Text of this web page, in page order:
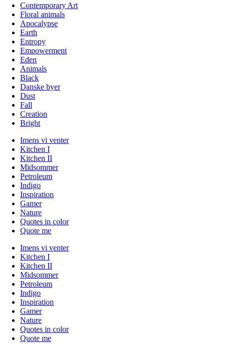
Contemporary Art
Floral animals
Apocalypse
Earth
Entropy
Empowerment
Eden
Animals
Black
Danske byer
Dust
Fall
Creation
Bright
Imens vi venter
Kitchen I
Kitchen II
Midsommer
Petroleum
Indigo
Inspiration
Gamer
Nature
Quotes in color
Quote me
Imens vi venter
Kitchen I
Kitchen II
Midsommer
Petroleum
Indigo
Inspiration
Gamer
Nature
Quotes in color
Quote me